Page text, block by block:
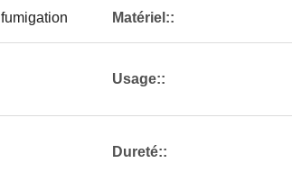
Matériel::
Usage::
Dureté::